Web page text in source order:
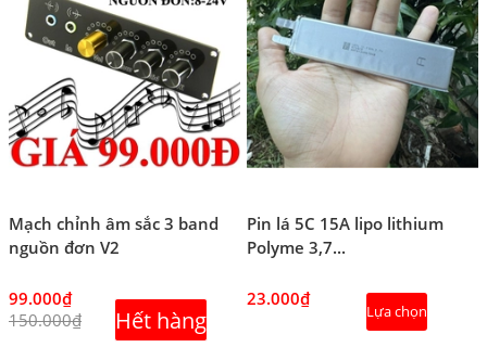
Mạch chỉnh âm sắc 3 band
nguồn đơn V2
99.000₫
150.000₫
Hết hàng
Pin lá 5C 15A lipo lithium
Polyme 3,7...
23.000₫
Lựa chọn